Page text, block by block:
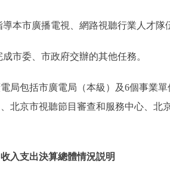
導本市廣播電視、網路視聽行業人才隊
成市委、市政府交辦的其他任務。
局包括市廣電局（本級）及6個事業
北京市視聽節目審查和服務中心、
入支出決算總體情況説明